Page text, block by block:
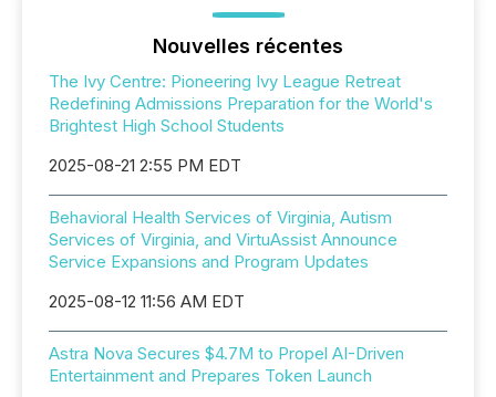
Nouvelles récentes
The Ivy Centre: Pioneering Ivy League Retreat
Redefining Admissions Preparation for the World's
Brightest High School Students
2025-08-21 2:55 PM EDT
Behavioral Health Services of Virginia, Autism
Services of Virginia, and VirtuAssist Announce
Service Expansions and Program Updates
2025-08-12 11:56 AM EDT
Astra Nova Secures $4.7M to Propel AI-Driven
Entertainment and Prepares Token Launch